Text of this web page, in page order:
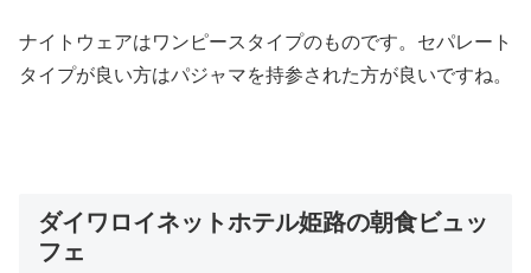
ナイトウェアはワンピースタイプのものです。セパレート
タイプが良い方はパジャマを持参された方が良いですね。
ダイワロイネットホテル姫路の朝食ビュッ
フェ